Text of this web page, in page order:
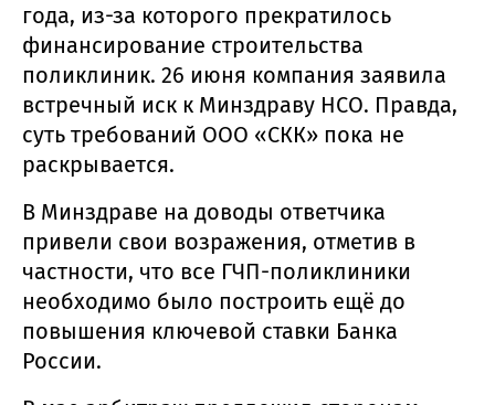
года, из-за которого прекратилось
финансирование строительства
поликлиник. 26 июня компания заявила
встречный иск к Минздраву НСО. Правда,
суть требований ООО «СКК» пока не
раскрывается.
В Минздраве на доводы ответчика
привели свои возражения, отметив в
частности, что все ГЧП-поликлиники
необходимо было построить ещё до
повышения ключевой ставки Банка
России.